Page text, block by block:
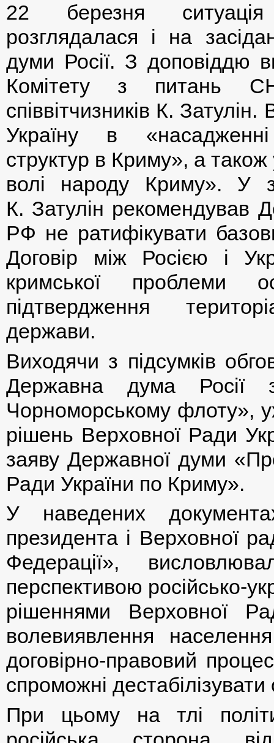
22 березня
розглядалася і на
думи Росії. З доповіддю
Комітету з питань
співвітчизників К. Затулін.
Україну в «насадженні
структур в Криму», а також
волі народу Криму». У
К. Затулін рекомендував
РФ не ратифікувати
Договір між Росією і
кримської проблеми
підтвердження
держави.
Виходячи з підсумків
Державна дума Росії
Чорноморському флоту»,
рішень Верховної Ради
заяву Державної думи
Ради України по Криму».
У наведених
президента і Верховної
Федерації»,
перспективою російсько-
рішеннями Верховної
волевиявлення
договірно-правовий
спроможні дестабілізувати
При цьому на тлі